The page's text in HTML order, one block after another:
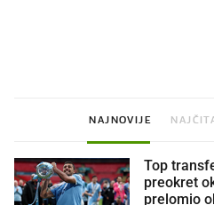
NAJNOVIJE
Top
preokret
prelomio